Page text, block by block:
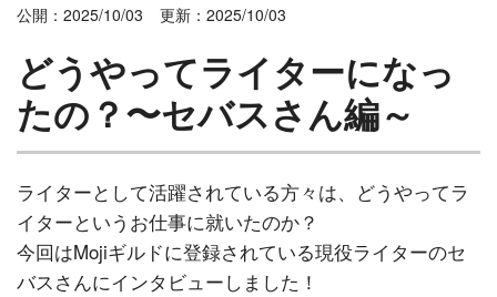
公開：2025/10/03 更新：2025/10/03
どうやってライターになっ
たの？〜セバスさん編～
ライターとして活躍されている方々は、どうやってラ
イターというお仕事に就いたのか？
今回はMojiギルドに登録されている現役ライターのセ
バスさんにインタビューしました！